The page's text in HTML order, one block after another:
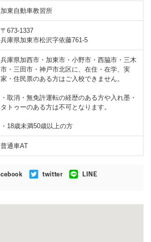
加東自動車教習所
〒673-1337
兵庫県加東市松沢字依藤761-5
兵庫県加西市・加東市・小野市・西脇市・三木
市・三田市・神戸市北区に、在住・在学、実
家・住民票のある方はご入校できません。
・取消・無免許運転の経歴のある方や入れ墨・
タトゥーのある方は不可となります。
・18歳未満50歳以上の方
普通車AT